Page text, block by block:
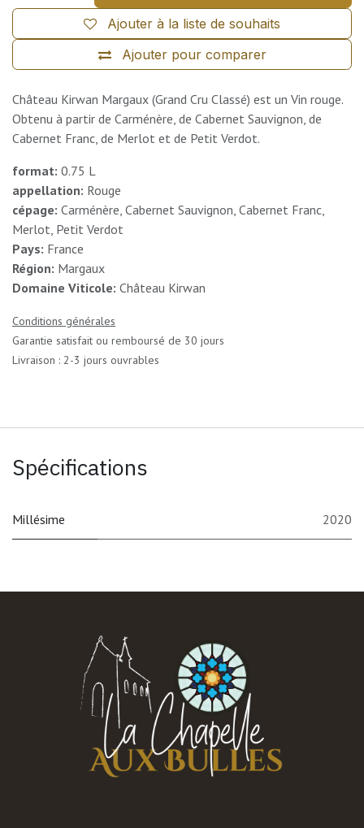
Ajouter pour comparer
Ajouter à la liste de souhaits
Château Kirwan Margaux (Grand Cru Classé) est un Vin rouge.
Obtenu à partir de Carménère, de Cabernet Sauvignon, de
Cabernet Franc, de Merlot et de Petit Verdot.
format: 0.75 L
appellation: Rouge
cépage: Carménère, Cabernet Sauvignon, Cabernet Franc,
Merlot, Petit Verdot
Pays: France
Région: Margaux
Domaine Viticole: Château Kirwan
Conditions générales
Garantie satisfait ou remboursé de 30 jours
Livraison : 2-3 jours ouvrables
Spécifications
Millésime 2020